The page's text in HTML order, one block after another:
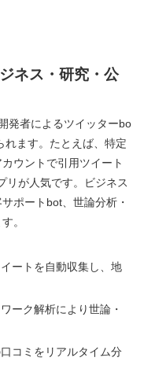
ネス・研究・公
発者によるツイッターbo
れます。たとえば、特定
ウントで引用ツイート
リが人気です。ビジネス
ポートbot、世論分析・
。
ートを自動収集し、地
ーク解析により世論・
コミをリアルタイム分